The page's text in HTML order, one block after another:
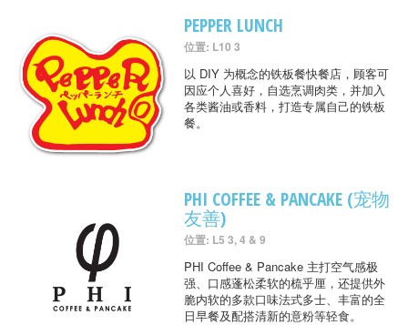
PEPPER LUNCH
位置: L10 3
以 DIY 为概念的铁板餐快餐店，顾客可
因应个人喜好，自选烹调肉类，并加入
各类酱油或香料，打造专属自己的铁板
餐。
PHI COFFEE & PANCAKE (宠物
友善)
位置: L5 3, 4 & 9
PHI Coffee & Pancake 主打空气感极
强、口感蓬松柔软的梳乎厘，还提供外
脆内软的多款口味法式多士、丰富的全
日早餐及配搭清新的意粉等轻食。